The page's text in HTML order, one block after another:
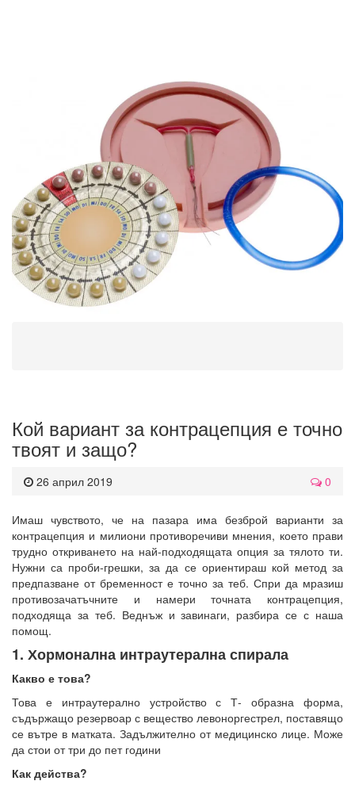
Кой вариант за контрацепция е точно
твоят и защо?
26 април 2019 0
Имаш чувството, че на пазара има безброй варианти за
контрацепция и милиони противоречиви мнения, което прави
трудно откриването на най-подходящата опция за тялото ти.
Нужни са проби-грешки, за да се ориентираш кой метод за
предпазване от бременност е точно за теб. Спри да мразиш
противозачатъчните и намери точната контрацепция,
подходяща за теб. Веднъж и завинаги, разбира се с наша
помощ.
1. Хормонална интраутерална спирала
Какво е това?
Това е интраутерално устройство с Т- образна форма,
съдържащо резервоар с вещество левоноргестрел, поставящо
се вътре в матката. Задължително от медицинско лице. Може
да стои от три до пет години
Как действа?